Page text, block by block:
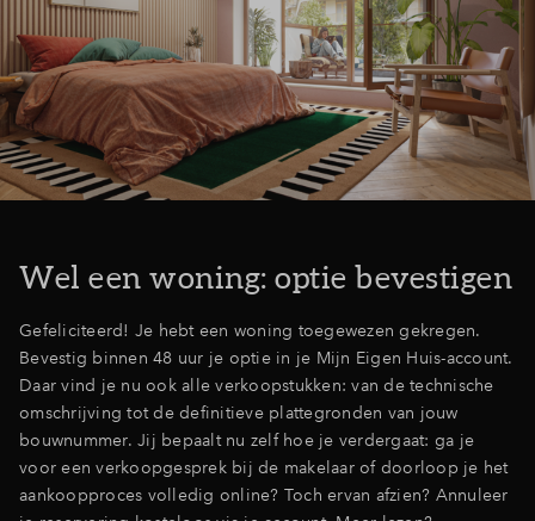
Wel een woning: optie bevestigen
Gefeliciteerd! Je hebt een woning toegewezen gekregen.
Bevestig binnen 48 uur je optie in je Mijn Eigen Huis-account.
Daar vind je nu ook alle verkoopstukken: van de technische
omschrijving tot de definitieve plattegronden van jouw
bouwnummer. Jij bepaalt nu zelf hoe je verdergaat: ga je
voor een verkoopgesprek bij de makelaar of doorloop je het
aankoopproces volledig online? Toch ervan afzien? Annuleer